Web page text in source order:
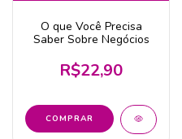
O que Você Precisa
Saber Sobre Negócios
R$22,90